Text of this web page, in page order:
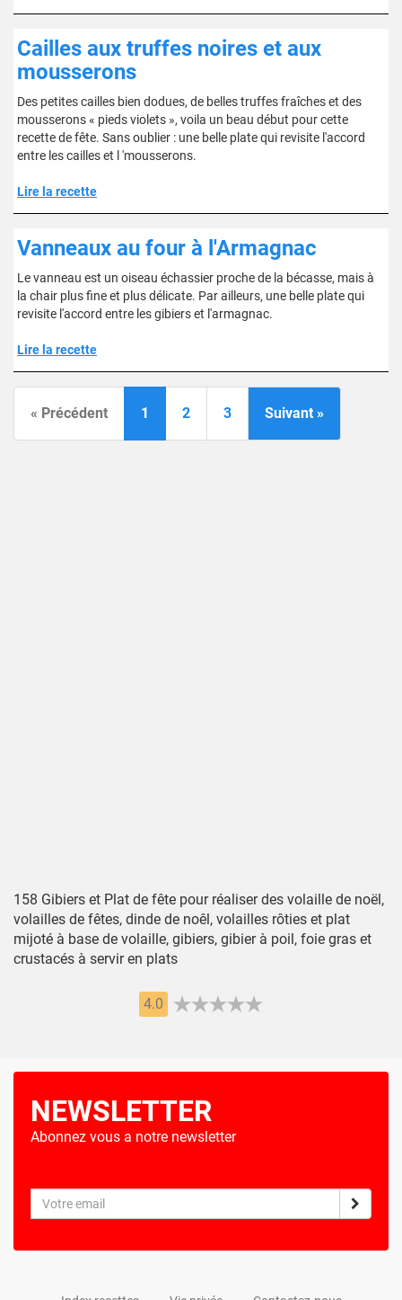
Cailles aux truffes noires et aux
mousserons
Des petites cailles bien dodues, de belles truffes fraîches et des
mousserons « pieds violets », voila un beau début pour cette
recette de fête. Sans oublier : une belle plate qui revisite l'accord
entre les cailles et l 'mousserons.
Lire la recette
Vanneaux au four à l'Armagnac
Le vanneau est un oiseau échassier proche de la bécasse, mais à
la chair plus fine et plus délicate. Par ailleurs, une belle plate qui
revisite l'accord entre les gibiers et l'armagnac.
Lire la recette
« Précédent 1 2 3 Suivant »
158 Gibiers et Plat de fête pour réaliser des volaille de noël,
volailles de fêtes, dinde de noêl, volailles rôties et plat
mijoté à base de volaille, gibiers, gibier à poil, foie gras et
crustacés à servir en plats
4.0
NEWSLETTER
Abonnez vous a notre newsletter